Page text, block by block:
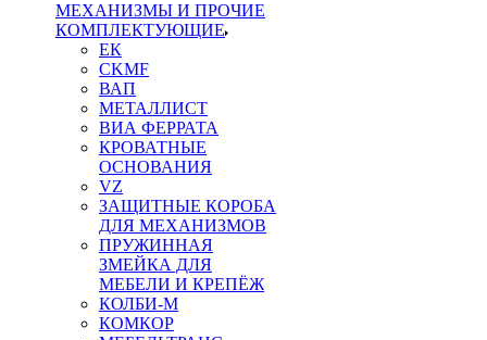
МЕХАНИЗМЫ И ПРОЧИЕ
КОМПЛЕКТУЮЩИЕ
ЕК
CKMF
ВАП
МЕТАЛЛИСТ
ВИА ФЕРРАТА
КРОВАТНЫЕ
ОСНОВАНИЯ
VZ
ЗАЩИТНЫЕ КОРОБА
ДЛЯ МЕХАНИЗМОВ
ПРУЖИННАЯ
ЗМЕЙКА ДЛЯ
МЕБЕЛИ И КРЕПЁЖ
КОЛБИ-М
КОМКОР